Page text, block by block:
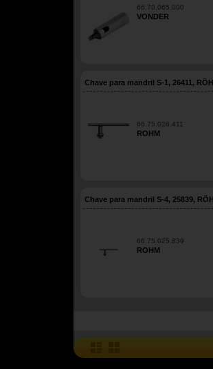
66.70.065.000
VONDER
Chave para mandril S-1, 26411,
66.75.026.411
ROHM
Chave para mandril S-4, 25839,
66.75.025.839
ROHM